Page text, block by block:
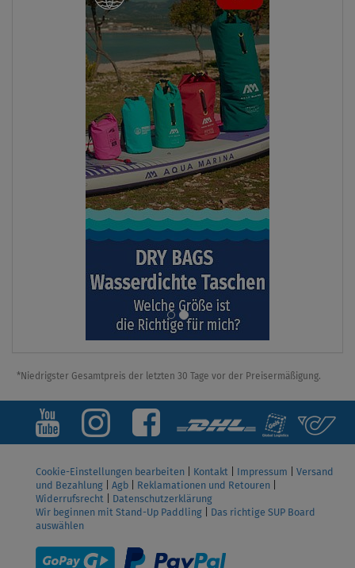
*Niedrigster Gesamtpreis der letzten 30 Tage vor der Preisermäßigung.
Cookie-Einstellungen bearbeiten Kontakt Impressum
Versand
und Bezahlung
Agb Reklamationen und Retouren
Widerrufsrecht
Datenschutzerklärung
Wir beginnen mit Stand-Up Paddling
Das richtige SUP Board
auswählen